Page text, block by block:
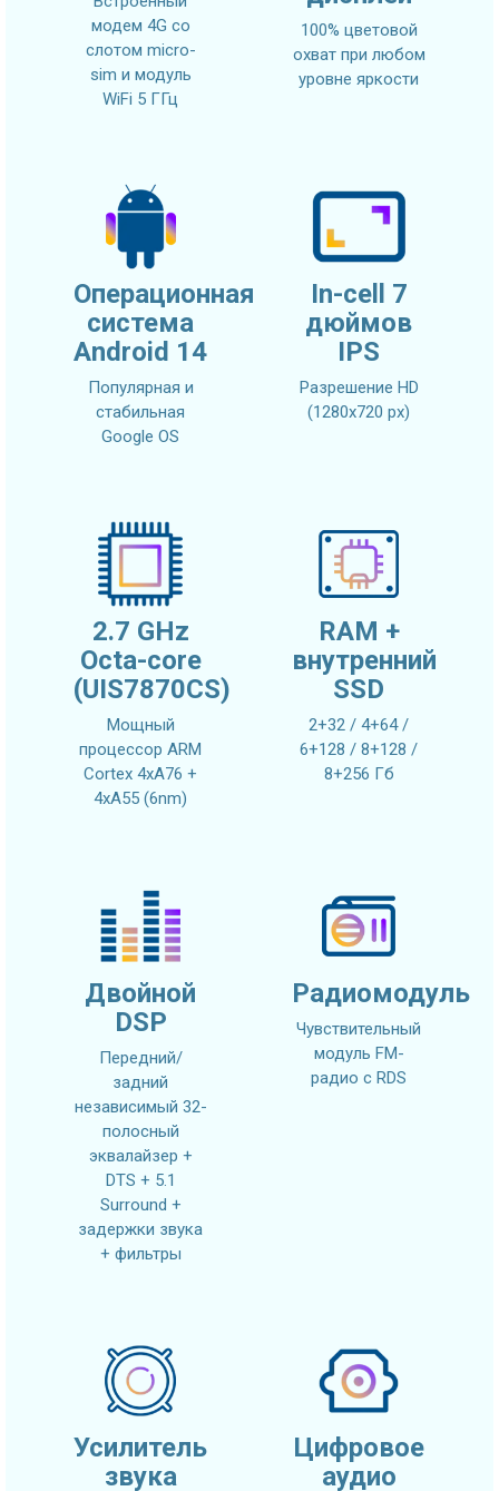
модем 4G со
слотом micro-
sim и модуль
WiFi 5 ГГц
100% цветовой
охват при любом
уровне яркости
Операционная
система
Android 14
Популярная и
стабильная
Google OS
In-cell 7
дюймов
IPS
Разрешение HD
(1280х720 px)
2.7 GHz
Octa-core
(UIS7870CS)
Мощный
процессор ARM
Cortex 4xA76 +
4xA55 (6nm)
RAM +
внутренний
SSD
2+32 / 4+64 /
6+128 / 8+128 /
8+256 Гб
Двойной
DSP
Передний/
задний
независимый 32-
полосный
эквалайзер +
DTS + 5.1
Surround +
задержки звука
+ фильтры
Радиомодуль
Чувствительный
модуль FM-
радио с RDS
Усилитель
звука
Цифровое
аудио